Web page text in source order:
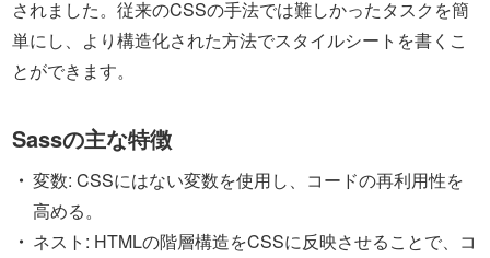
されました。従来のCSSの手法では難しかったタスクを簡
単にし、より構造化された方法でスタイルシートを書くこ
とができます。
Sassの主な特徴
変数: CSSにはない変数を使用し、コードの再利用性を
高める。
ネスト: HTMLの階層構造をCSSに反映させることで、コ